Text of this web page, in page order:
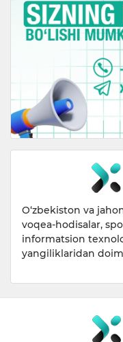
O‘zbekiston va
voqea-hodisalar,
informatsion
yangiliklaridan